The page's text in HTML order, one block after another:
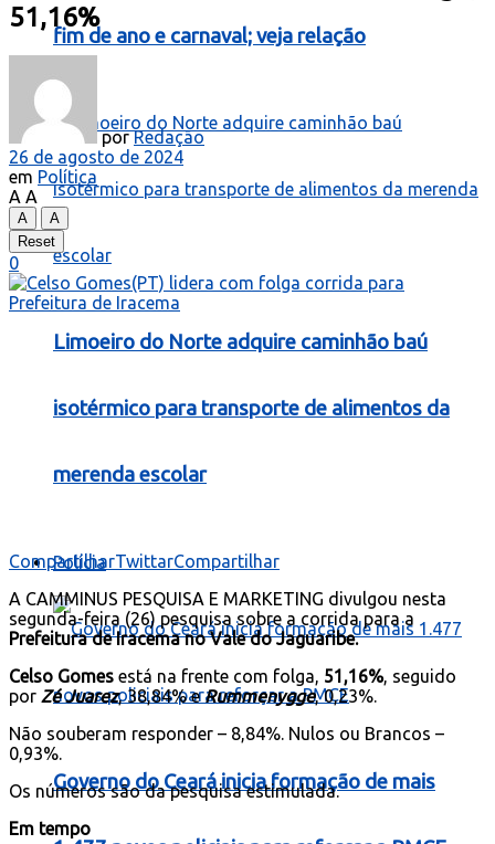
fim de ano e carnaval; veja relação
Limoeiro do Norte adquire caminhão baú
isotérmico para transporte de alimentos da
merenda escolar
Polícia
Governo do Ceará inicia formação de mais
51,16%
por Redação
26 de agosto de 2024
em Política
A A
A
A
Reset
0
CompartilharTwittarCompartilhar
A CAMMINUS PESQUISA E MARKETING divulgou nesta
segunda-feira (26) pesquisa sobre a corrida para a
Prefeitura de Iracema no Vale do Jaguaribe.
Celso Gomes está na frente com folga, 51,16%, seguido
por Zé Juarez, 38,84% eRummenygge, 0,23%.
Não souberam responder – 8,84%. Nulos ou Brancos –
0,93%.
Os números são da pesquisa estimulada.
Em tempo